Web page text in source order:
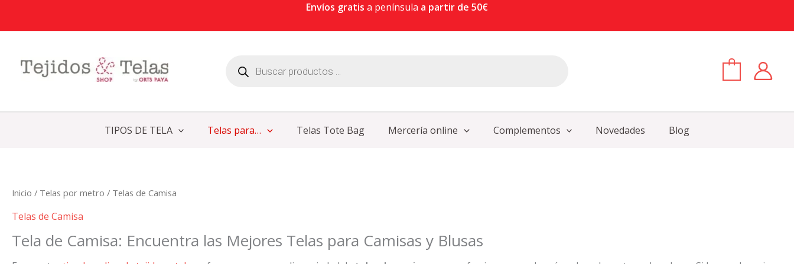
Envíos gratis a península a partir de 50€
TIPOS DE TELA Telas para… Telas Tote Bag Mercería online Complementos Novedades Blog
Inicio / Telas por metro / Telas de Camisa
Telas de Camisa
Tela de Camisa: Encuentra las Mejores Telas para Camisas y Blusas